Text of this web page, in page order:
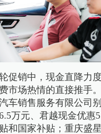
促销中，现金直降力
市场热情的直接推手
车销售服务有限公司
万元、君越现金优惠
和国家补贴；重庆盛